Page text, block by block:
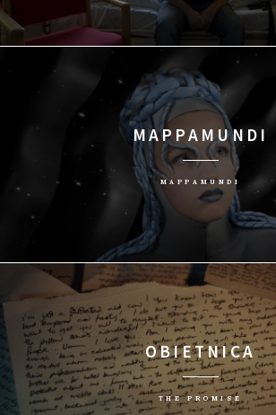
MAPPAMUNDI
MAPPAMUNDI
OBIETNICA
THE PROMISE